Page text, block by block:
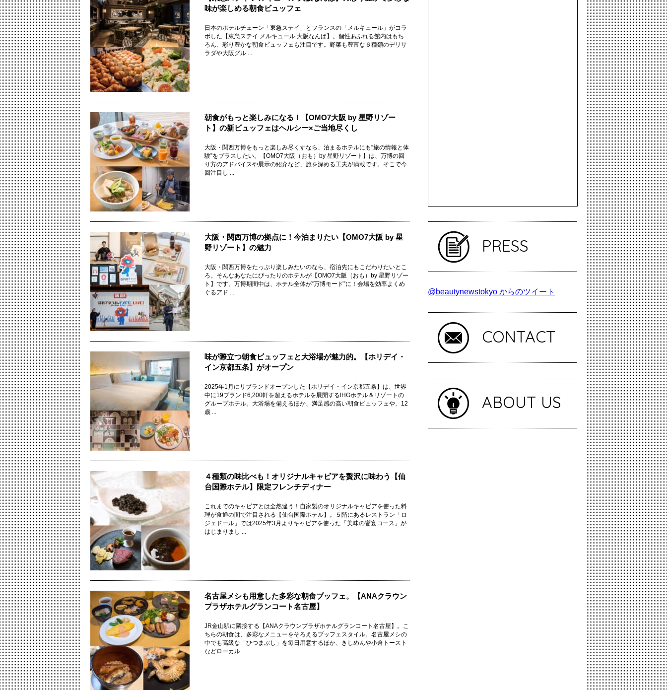
味が楽しめる朝食ビュッフェ
日本のホテルチェーン「東急ステイ」とフランスの「メルキュール」がコラ
ボした【東急ステイ メルキュール 大阪なんば】。個性あふれる館内はもち
ろん、彩り豊かな朝食ビュッフェも注目です。野菜も豊富な６種類のデリサ
ラダや大阪グル ...
朝食がもっと楽しみになる！【OMO7大阪 by 星野リゾー
ト】の新ビュッフェはヘルシー×ご当地尽くし
大阪・関西万博をもっと楽しみ尽くすなら、泊まるホテルにも“旅の情報と体
験”をプラスしたい。【OMO7大阪（おも）by 星野リゾート】は、万博の回
り方のアドバイスや展示の紹介など、旅を深める工夫が満載です。そこで今
回注目し ...
大阪・関西万博の拠点に！今泊まりたい【OMO7大阪 by 星
野リゾート】の魅力
大阪・関西万博をたっぷり楽しみたいのなら、宿泊先にもこだわりたいとこ
ろ。そんなあなたにぴったりのホテルが【OMO7大阪（おも）by 星野リゾー
ト】です。万博期間中は、ホテル全体が“万博モード”に！会場を効率よくめ
ぐるアド ...
味が際立つ朝食ビュッフェと大浴場が魅力的。【ホリデイ・
イン京都五条】がオープン
2025年1月にリブランドオープンした【ホリデイ・イン京都五条】は、世界
中に19ブランド6,200軒を超えるホテルを展開するIHGホテル＆リゾートの
グループホテル。大浴場を備えるほか、満足感の高い朝食ビュッフェや、12
歳 ...
４種類の味比べも！オリジナルキャビアを贅沢に味わう【仙
台国際ホテル】限定フレンチディナー
これまでのキャビアとは全然違う！自家製のオリジナルキャビアを使った料
理が食通の間で注目される【仙台国際ホテル】。５階にあるレストラン「ロ
ジェドール」では2025年3月よりキャビアを使った「美味の饗宴コース」が
はじまりまし ...
名古屋メシも用意した多彩な朝食ブッフェ。【ANAクラウン
プラザホテルグランコート名古屋】
JR金山駅に隣接する【ANAクラウンプラザホテルグランコート名古屋】。こ
ちらの朝食は、多彩なメニューをそろえるブッフェスタイル。名古屋メシの
中でも高級な「ひつまぶし」を毎日用意するほか、きしめんや小倉トースト
などローカル ...
PRESS
@beautynewstokyo からのツイート
CONTACT
ABOUT US